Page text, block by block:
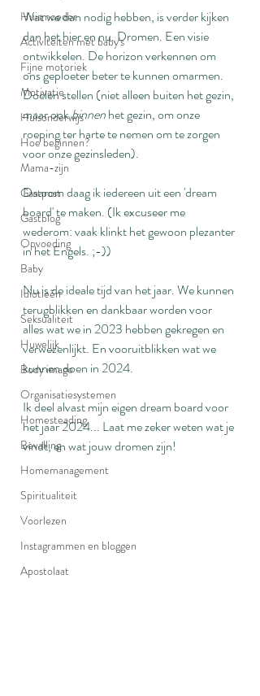
Huismoeder
Activiteiten met baby's
Fijne motoriek
Motivatie
Huisonderwijs
Hoe beginnen?
Mama-zijn
Gastpost
Gastblog
Opvoeding
Baby
Idiotieën
Seksualiteit
Huwelijk
Body image
Organisatiesystemen
Homesteading
Bevalling
Homemanagement
Spiritualiteit
Voorlezen
Instagrammen en bloggen
Apostolaat
Wat we dan nodig hebben, is verder kijken
dan het hier en nu. Dromen. Een visie
ontwikkelen. De horizon verkennen om
ons geploeter beter te kunnen omarmen.
Doelen stellen (niet alleen buiten het gezin,
maar ook binnen het gezin, om onze
roeping ter harte te nemen om te zorgen
voor onze gezinsleden).
Daarom daag ik iedereen uit een 'dream
board' te maken. (Ik excuseer me
wederom: vaak klinkt het gewoon plezanter
in het Engels. ;-))
Nu is de ideale tijd van het jaar. We kunnen
terugblikken en dankbaar worden voor
alles wat we in 2023 hebben gekregen en
verwezenlijkt. En vooruitblikken wat we
kunnen doen in 2024.
Ik deel alvast mijn eigen dream board voor
het jaar 2024... Laat me zeker weten wat je
vindt, en wat jouw dromen zijn!